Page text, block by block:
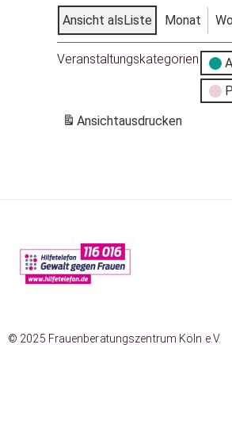
Ansicht alsListe Monat
Veranstaltungskategorien
Ansichtausdrucken
© 2025 Frauenberatungszentrum Köln e.V.